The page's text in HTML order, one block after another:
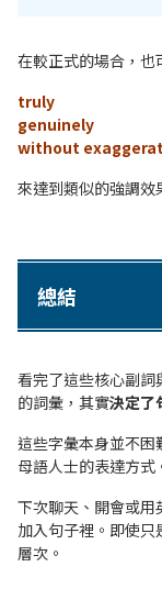
在較正式的場合，也
truly
genuinely
without
來達到類似的強調效
總結
看完了這些核心副詞
的詞彙，其實決定了
這些字彙本身並不
母語人士的表達方式
下次聊天、開會或
加入句子裡。即使
層次。